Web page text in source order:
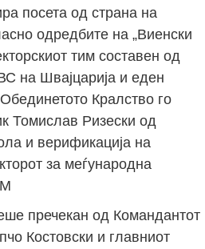
посета од страна на
одредбите на „Виенски
тим составен од
на Швајцарија и еден
Кралство го
Томислав Ризески од
и верификација на
за меѓународна
пречекан од Командантот
Костовски и главниот